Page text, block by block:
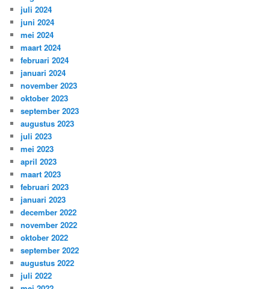
juli 2024
juni 2024
mei 2024
maart 2024
februari 2024
januari 2024
november 2023
oktober 2023
september 2023
augustus 2023
juli 2023
mei 2023
april 2023
maart 2023
februari 2023
januari 2023
december 2022
november 2022
oktober 2022
september 2022
augustus 2022
juli 2022